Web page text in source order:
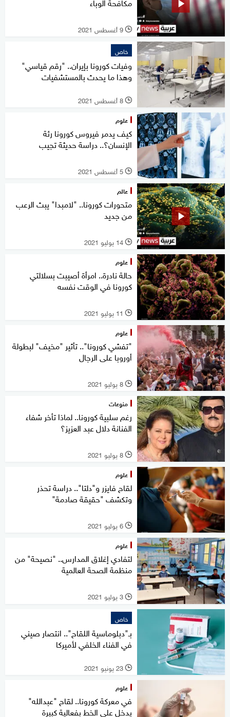
l 9 أغسطس 2021
خاص
وفيات كورونا بإيران.. "رقم قياسي"
وهذا ما يحدث بالمستشفيات
l 8 أغسطس 2021
علوم
كيف يدمر فيروس كورونا رئة
الإنسان؟.. دراسة حديثة تجيب
l 5 أغسطس 2021
عالم
متحورات كورونا.. "لامبدا" يبث الرعب
من جديد
l 14 يوليو 2021
علوم
حالة نادرة.. امرأة أصيبت بسلالتي
كورونا في الوقت نفسه
l 11 يوليو 2021
علوم
"تفشي كورونا".. تأثير "مخيف" لبطولة
أوروبا على الرجال
l 8 يوليو 2021
منوعات
رغم سلبية كورونا.. لماذا تأخر شفاء
الفنانة دلال عبد العزيز؟
l 8 يوليو 2021
علوم
لقاح فايزر و"دلتا".. دراسة تحذر
وتكشف "حقيقة صادمة"
l 6 يوليو 2021
علوم
لتفادي إغلاق المدارس.. "نصيحة" من
منظمة الصحة العالمية
l 3 يوليو 2021
خاص
بـ"دبلوماسية اللقاح".. انتصار صيني
في الفناء الخلفي لأميركا
l 23 يونيو 2021
علوم
في معركة كورونا.. لقاح "عبدالله"
يدخل على الخط بفعالية كبيرة